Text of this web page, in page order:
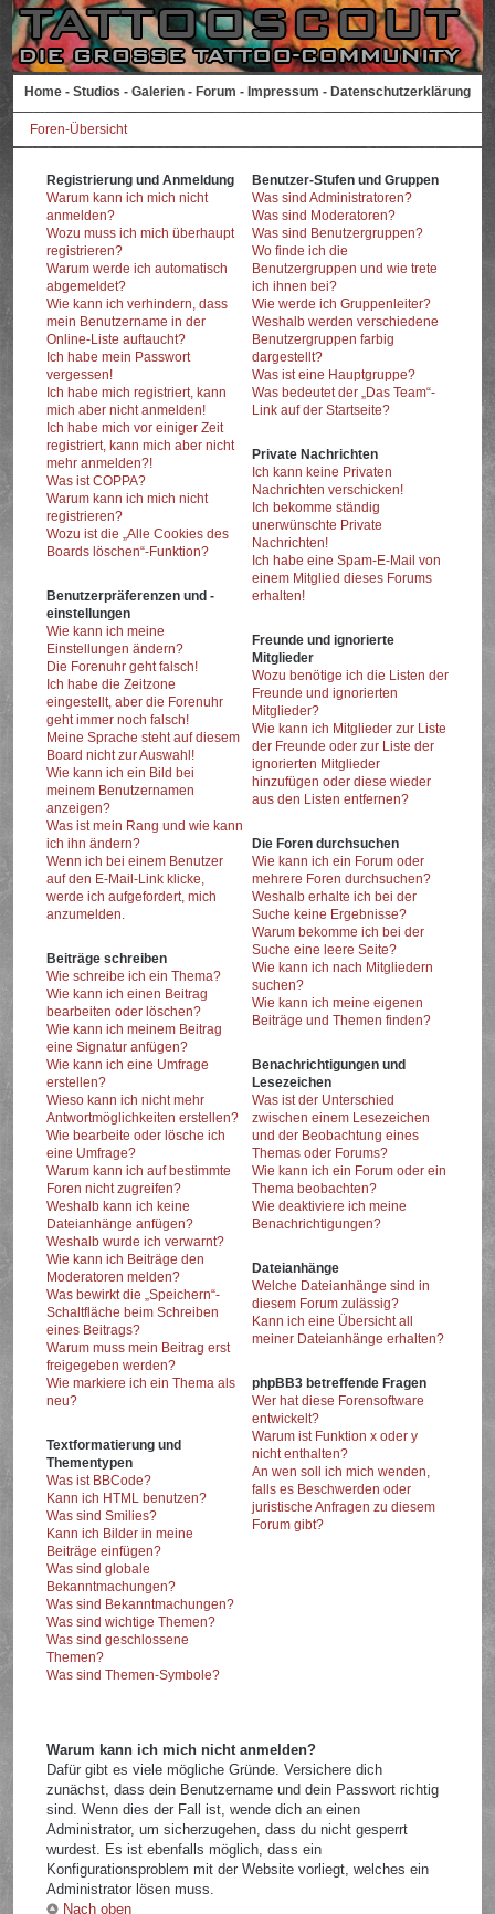
Home - Studios - Galerien - Forum - Impressum - Datenschutzerklärung
Foren-Übersicht
Registrierung und Anmeldung
Warum kann ich mich nicht
anmelden?
Wozu muss ich mich überhaupt
registrieren?
Warum werde ich automatisch
abgemeldet?
Wie kann ich verhindern, dass
mein Benutzername in der
Online-Liste auftaucht?
Ich habe mein Passwort
vergessen!
Ich habe mich registriert, kann
mich aber nicht anmelden!
Ich habe mich vor einiger Zeit
registriert, kann mich aber nicht
mehr anmelden?!
Was ist COPPA?
Warum kann ich mich nicht
registrieren?
Wozu ist die „Alle Cookies des
Boards löschen“-Funktion?
Benutzerpräferenzen und -
einstellungen
Wie kann ich meine
Einstellungen ändern?
Die Forenuhr geht falsch!
Ich habe die Zeitzone
eingestellt, aber die Forenuhr
geht immer noch falsch!
Meine Sprache steht auf diesem
Board nicht zur Auswahl!
Wie kann ich ein Bild bei
meinem Benutzernamen
anzeigen?
Was ist mein Rang und wie kann
ich ihn ändern?
Wenn ich bei einem Benutzer
auf den E-Mail-Link klicke,
werde ich aufgefordert, mich
anzumelden.
Beiträge schreiben
Wie schreibe ich ein Thema?
Wie kann ich einen Beitrag
bearbeiten oder löschen?
Wie kann ich meinem Beitrag
eine Signatur anfügen?
Wie kann ich eine Umfrage
erstellen?
Wieso kann ich nicht mehr
Antwortmöglichkeiten erstellen?
Wie bearbeite oder lösche ich
eine Umfrage?
Warum kann ich auf bestimmte
Foren nicht zugreifen?
Weshalb kann ich keine
Dateianhänge anfügen?
Weshalb wurde ich verwarnt?
Wie kann ich Beiträge den
Moderatoren melden?
Was bewirkt die „Speichern“-
Schaltfläche beim Schreiben
eines Beitrags?
Warum muss mein Beitrag erst
freigegeben werden?
Wie markiere ich ein Thema als
neu?
Textformatierung und
Thementypen
Was ist BBCode?
Kann ich HTML benutzen?
Was sind Smilies?
Kann ich Bilder in meine
Beiträge einfügen?
Was sind globale
Bekanntmachungen?
Was sind Bekanntmachungen?
Was sind wichtige Themen?
Was sind geschlossene
Themen?
Was sind Themen-Symbole?
Benutzer-Stufen und Gruppen
Was sind Administratoren?
Was sind Moderatoren?
Was sind Benutzergruppen?
Wo finde ich die
Benutzergruppen und wie trete
ich ihnen bei?
Wie werde ich Gruppenleiter?
Weshalb werden verschiedene
Benutzergruppen farbig
dargestellt?
Was ist eine Hauptgruppe?
Was bedeutet der „Das Team“-
Link auf der Startseite?
Private Nachrichten
Ich kann keine Privaten
Nachrichten verschicken!
Ich bekomme ständig
unerwünschte Private
Nachrichten!
Ich habe eine Spam-E-Mail von
einem Mitglied dieses Forums
erhalten!
Freunde und ignorierte
Mitglieder
Wozu benötige ich die Listen der
Freunde und ignorierten
Mitglieder?
Wie kann ich Mitglieder zur Liste
der Freunde oder zur Liste der
ignorierten Mitglieder
hinzufügen oder diese wieder
aus den Listen entfernen?
Die Foren durchsuchen
Wie kann ich ein Forum oder
mehrere Foren durchsuchen?
Weshalb erhalte ich bei der
Suche keine Ergebnisse?
Warum bekomme ich bei der
Suche eine leere Seite?
Wie kann ich nach Mitgliedern
suchen?
Wie kann ich meine eigenen
Beiträge und Themen finden?
Benachrichtigungen und
Lesezeichen
Was ist der Unterschied
zwischen einem Lesezeichen
und der Beobachtung eines
Themas oder Forums?
Wie kann ich ein Forum oder ein
Thema beobachten?
Wie deaktiviere ich meine
Benachrichtigungen?
Dateianhänge
Welche Dateianhänge sind in
diesem Forum zulässig?
Kann ich eine Übersicht all
meiner Dateianhänge erhalten?
phpBB3 betreffende Fragen
Wer hat diese Forensoftware
entwickelt?
Warum ist Funktion x oder y
nicht enthalten?
An wen soll ich mich wenden,
falls es Beschwerden oder
juristische Anfragen zu diesem
Forum gibt?
Warum kann ich mich nicht anmelden?
Dafür gibt es viele mögliche Gründe. Versichere dich
zunächst, dass dein Benutzername und dein Passwort richtig
sind. Wenn dies der Fall ist, wende dich an einen
Administrator, um sicherzugehen, dass du nicht gesperrt
wurdest. Es ist ebenfalls möglich, dass ein
Konfigurationsproblem mit der Website vorliegt, welches ein
Administrator lösen muss.
Nach oben